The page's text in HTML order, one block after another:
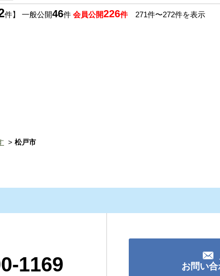
件】 一般公開46件 会員公開226件271件〜272件を表示
松戸市
1169
お問い